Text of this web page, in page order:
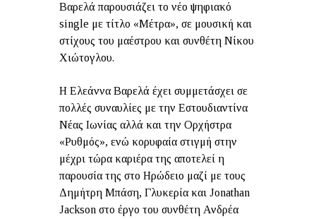
Βαρελά παρουσιάζει το νέο ψηφιακό
single με τίτλο «Μέτρα», σε μουσική και
στίχους του μαέστρου και συνθέτη Νίκου
Χιώτογλου.
Η Ελεάννα Βαρελά έχει συμμετάσχει σε
πολλές συναυλίες με την Εστουδιαντίνα
Νέας Ιωνίας αλλά και την Ορχήστρα
«Ρυθμός», ενώ κορυφαία στιγμή στην
μέχρι τώρα καριέρα της αποτελεί η
παρουσία της στο Ηρώδειο μαζί με τους
Δημήτρη Μπάση, Γλυκερία και Jonathan
Jackson στο έργο του συνθέτη Ανδρέα